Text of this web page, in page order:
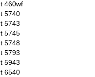
460wf
5740
5743
5745
5748
5793
5943
6540